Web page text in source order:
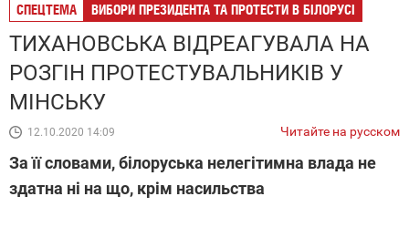
СПЕЦТЕМА ВИБОРИ ПРЕЗИДЕНТА ТА ПРОТЕСТИ В БІЛОРУСІ
ТИХАНОВСЬКА ВІДРЕАГУВАЛА НА
РОЗГІН ПРОТЕСТУВАЛЬНИКІВ У
МІНСЬКУ
12.10.2020 14:09 Читайте на русском
За її словами, білоруська нелегітимна влада не
здатна ні на що, крім насильства